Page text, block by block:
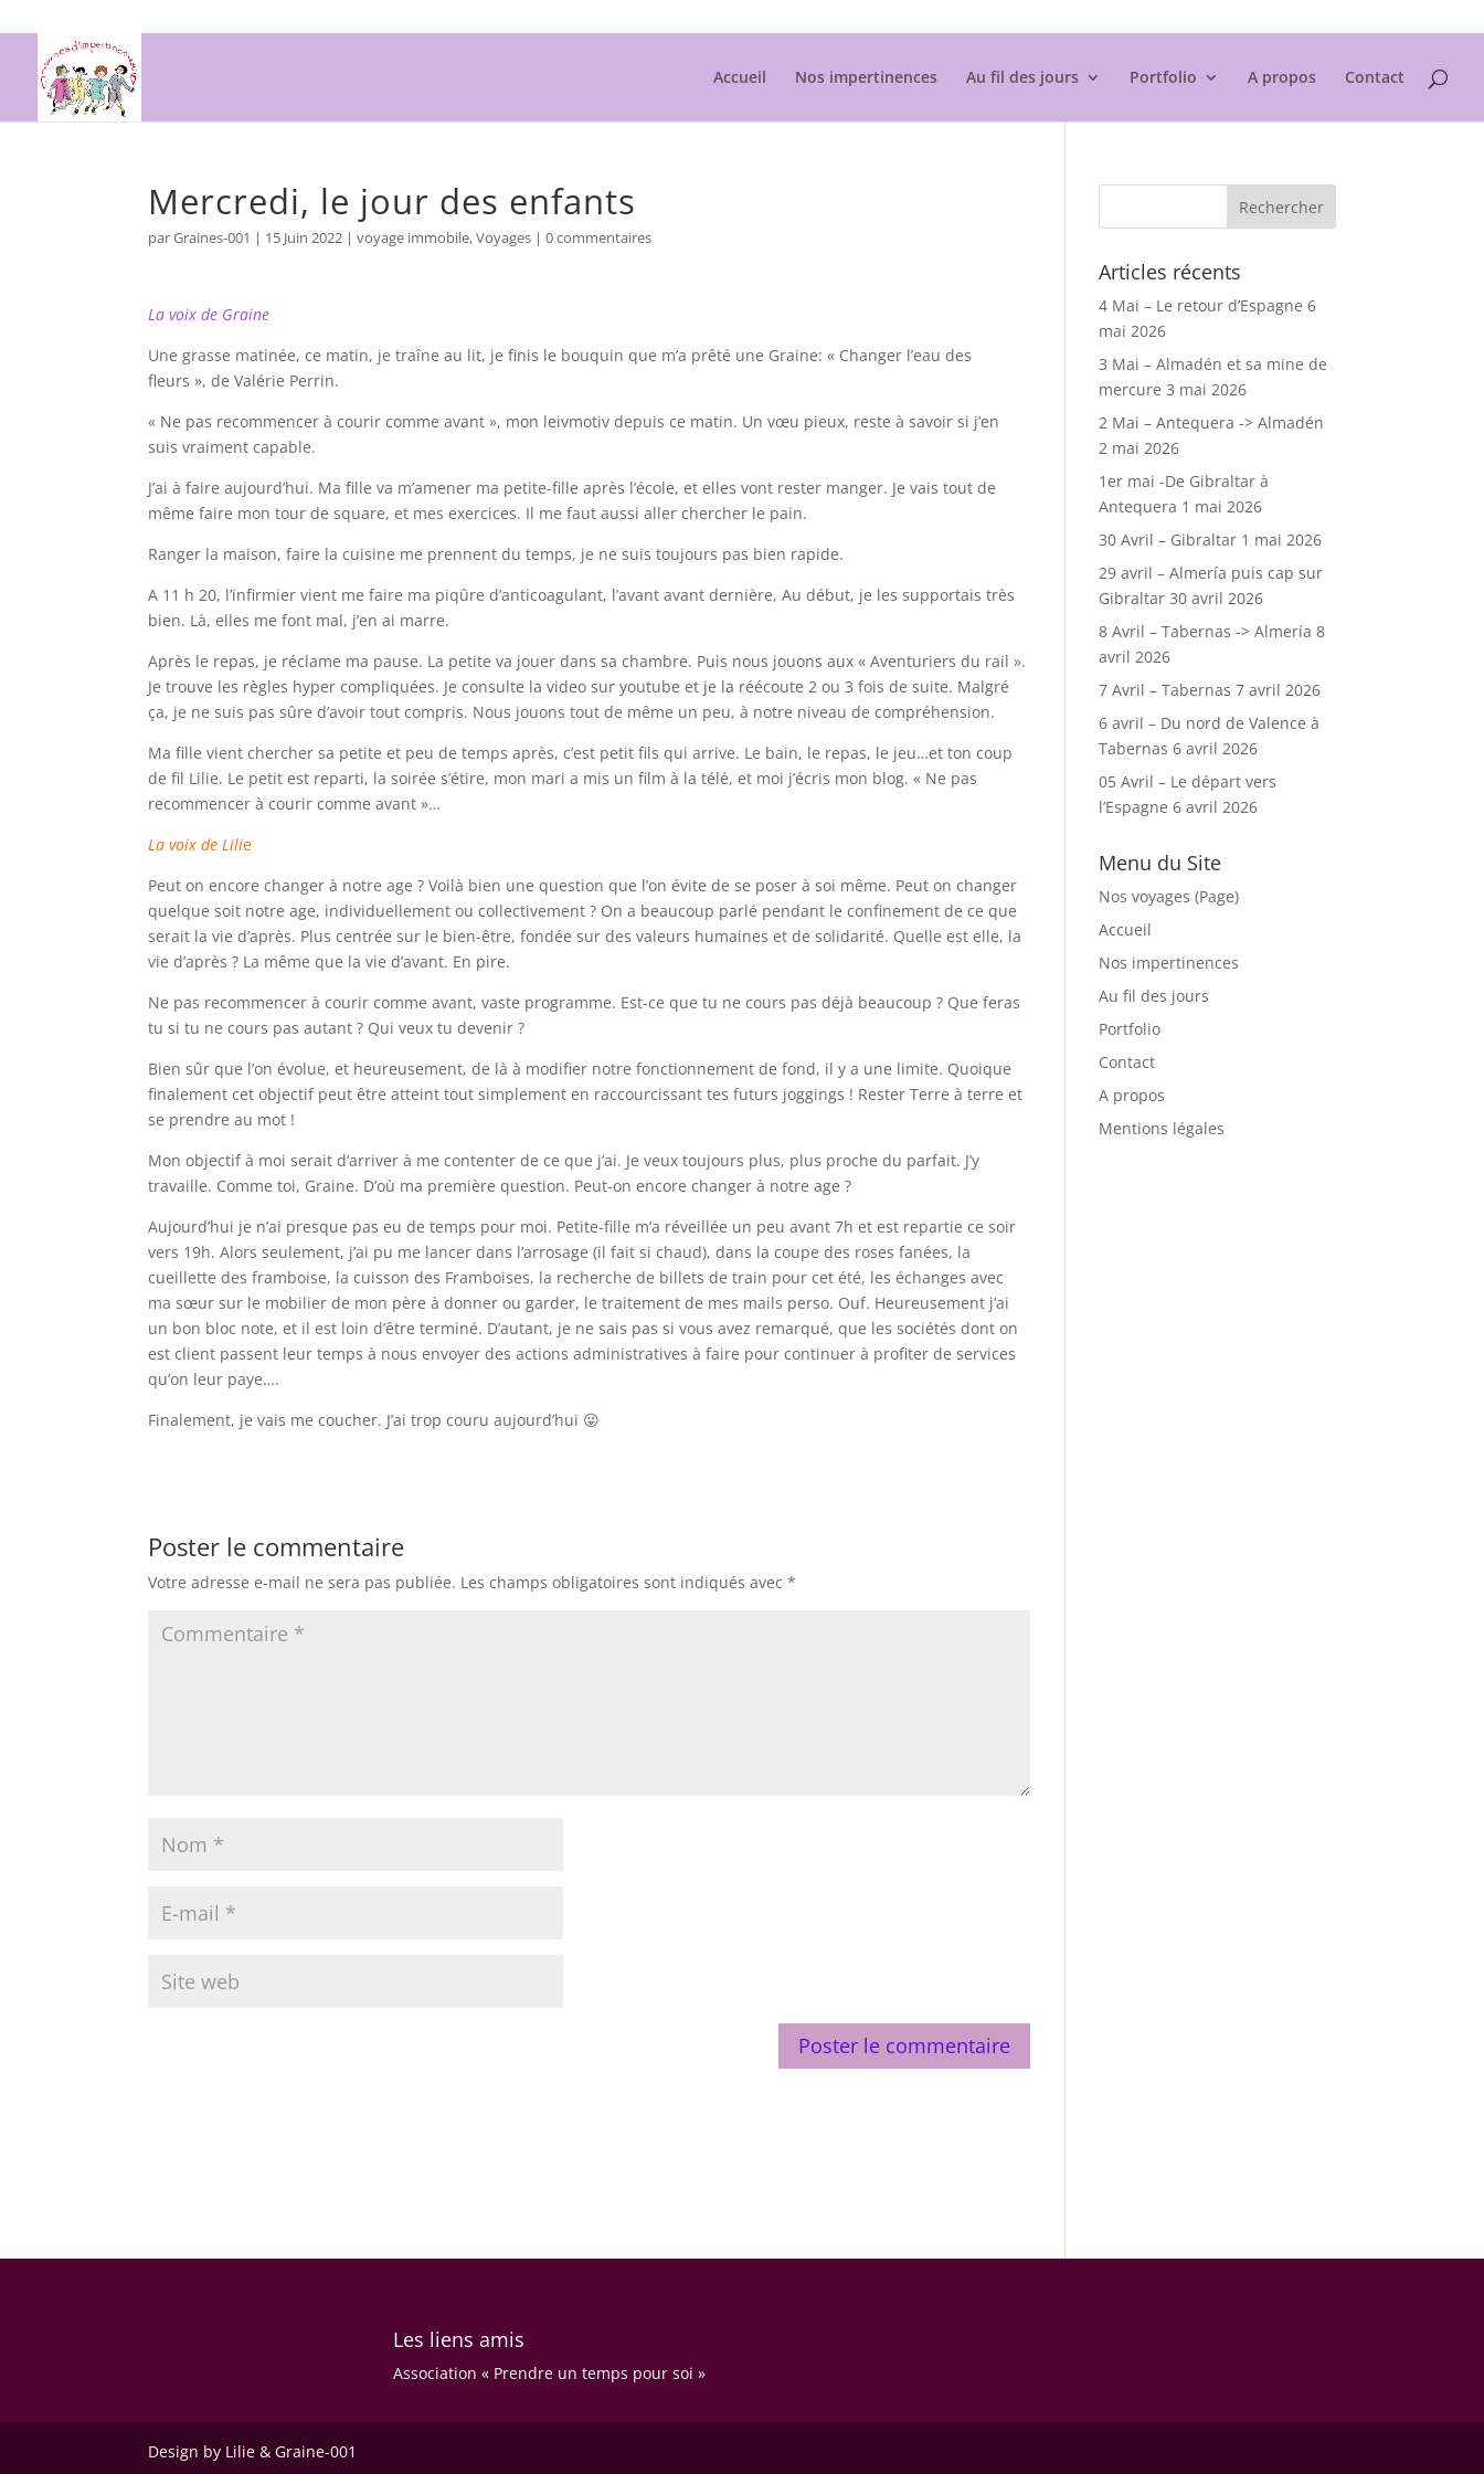
Accueil Nos impertinences Au fil des jours Portfolio A propos Contact
Mercredi, le jour des enfants
parGraines-001 | 15 Juin 2022 |voyage immobile,Voyages |0 commentaires
La voix de Graine
Une grasse matinée, ce matin, je traîne au lit, je finis le bouquin que m’a prêté une Graine: « Changer l’eau des
fleurs », de Valérie Perrin.
« Ne pas recommencer à courir comme avant », mon leivmotiv depuis ce matin. Un vœu pieux, reste à savoir si j’en
suis vraiment capable.
J’ai à faire aujourd’hui. Ma fille va m’amener ma petite-fille après l’école, et elles vont rester manger. Je vais tout de
même faire mon tour de square, et mes exercices. Il me faut aussi aller chercher le pain.
Ranger la maison, faire la cuisine me prennent du temps, je ne suis toujours pas bien rapide.
A 11 h 20, l’infirmier vient me faire ma piqûre d’anticoagulant, l’avant avant dernière, Au début, je les supportais très
bien. Là, elles me font mal, j’en ai marre.
Après le repas, je réclame ma pause. La petite va jouer dans sa chambre. Puis nous jouons aux « Aventuriers du rail ».
Je trouve les règles hyper compliquées. Je consulte la video sur youtube et je la réécoute 2 ou 3 fois de suite. Malgré
ça, je ne suis pas sûre d’avoir tout compris. Nous jouons tout de même un peu, à notre niveau de compréhension.
Ma fille vient chercher sa petite et peu de temps après, c’est petit fils qui arrive. Le bain, le repas, le jeu…et ton coup
de fil Lilie. Le petit est reparti, la soirée s’étire, mon mari a mis un film à la télé, et moi j’écris mon blog. « Ne pas
recommencer à courir comme avant »…
La voix de Lilie
Peut on encore changer à notre age ? Voilà bien une question que l’on évite de se poser à soi même. Peut on changer
quelque soit notre age, individuellement ou collectivement ? On a beaucoup parlé pendant le confinement de ce que
serait la vie d’après. Plus centrée sur le bien-être, fondée sur des valeurs humaines et de solidarité. Quelle est elle, la
vie d’après ? La même que la vie d’avant. En pire.
Ne pas recommencer à courir comme avant, vaste programme. Est-ce que tu ne cours pas déjà beaucoup ? Que feras
tu si tu ne cours pas autant ? Qui veux tu devenir ?
Bien sûr que l’on évolue, et heureusement, de là à modifier notre fonctionnement de fond, il y a une limite. Quoique
finalement cet objectif peut être atteint tout simplement en raccourcissant tes futurs joggings ! Rester Terre à terre et
se prendre au mot !
Mon objectif à moi serait d’arriver à me contenter de ce que j’ai. Je veux toujours plus, plus proche du parfait. J’y
travaille. Comme toi, Graine. D’où ma première question. Peut-on encore changer à notre age ?
Aujourd’hui je n’ai presque pas eu de temps pour moi. Petite-fille m’a réveillée un peu avant 7h et est repartie ce soir
vers 19h. Alors seulement, j’ai pu me lancer dans l’arrosage (il fait si chaud), dans la coupe des roses fanées, la
cueillette des framboise, la cuisson des Framboises, la recherche de billets de train pour cet été, les échanges avec
ma sœur sur le mobilier de mon père à donner ou garder, le traitement de mes mails perso. Ouf. Heureusement j’ai
un bon bloc note, et il est loin d’être terminé. D’autant, je ne sais pas si vous avez remarqué, que les sociétés dont on
est client passent leur temps à nous envoyer des actions administratives à faire pour continuer à profiter de services
qu’on leur paye….
Finalement, je vais me coucher. J’ai trop couru aujourd’hui 😜
Poster le commentaire
Votre adresse e-mail ne sera pas publiée. Les champs obligatoires sont indiqués avec*
Articles récents
4 Mai – Le retour d’Espagne 6
mai 2026
3 Mai – Almadén et sa mine de
mercure 3 mai 2026
2 Mai – Antequera -> Almadén
2 mai 2026
1er mai -De Gibraltar à
Antequera 1 mai 2026
30 Avril – Gibraltar 1 mai 2026
29 avril – Almería puis cap sur
Gibraltar 30 avril 2026
8 Avril – Tabernas -> Almería 8
avril 2026
7 Avril – Tabernas 7 avril 2026
6 avril – Du nord de Valence à
Tabernas 6 avril 2026
05 Avril – Le départ vers
l’Espagne 6 avril 2026
Menu du Site
Nos voyages (Page)
Accueil
Nos impertinences
Au fil des jours
Portfolio
Contact
A propos
Mentions légales
Les liens amis
Association « Prendre un temps pour soi »
Design by Lilie & Graine-001